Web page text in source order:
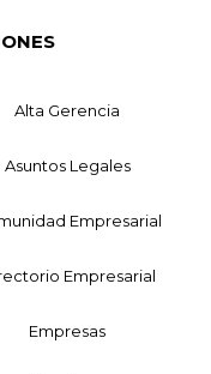
Alta Gerencia
Asuntos Legales
Empresarial
Empresarial
Empresas